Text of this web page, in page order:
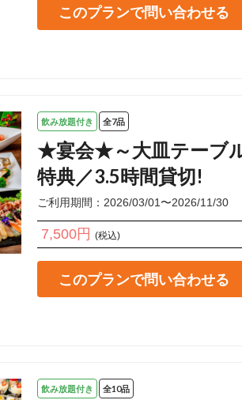
このプランで問い合わせる
飲み放題付き 全7品
★宴会★～大皿テーブ
特典／3.5時間貸切!
ご利用期間：2026/03/01〜2026/11/30
7,500円 (税込)
このプランで問い合わせる
飲み放題付き 全10品